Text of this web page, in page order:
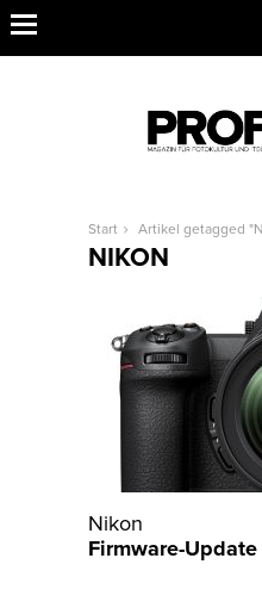
Start Artikel getagged
NIKON
Nikon
Firmware-